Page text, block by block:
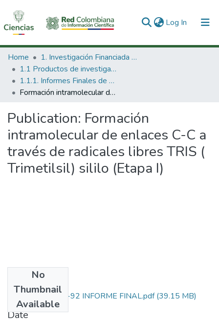
Log In (current)
Communities & Collections
All of DSpace
Statistics
Home
1. Investigación Financiada con Recursos Públicos
1.1 Productos de investigación
1.1.1. Informes Finales de Proyectos de Investigación
Formación intramolecular de enlaces C-C a través de radicales libres TRIS ( Trimetilsil) sililo (Etapa I)
Publication: Formación
intramolecular de enlaces C-C a
través de radicales libres TRIS (
Trimetilsil) sililo (Etapa I)
No
Thumbnail
Available
1106-05-002-92 INFORME FINAL.pdf(39.15 MB)
Date